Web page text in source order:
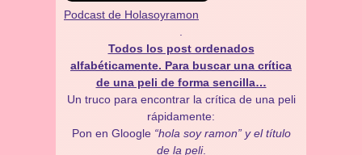
Podcast de Holasoyramon
Todos los post ordenados
alfabéticamente. Para buscar una crítica
de una peli de forma sencilla…
Un truco para encontrar la crítica de una peli
rápidamente:
Pon en Gloogle “hola soy ramon” y el título
de la peli.